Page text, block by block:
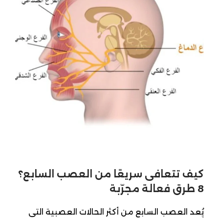
كيف تتعافى سريعًا من العصب السابع؟
8 طرق فعالة مجرّبة
يُعد العصب السابع من أكثر الحالات العصبية التي